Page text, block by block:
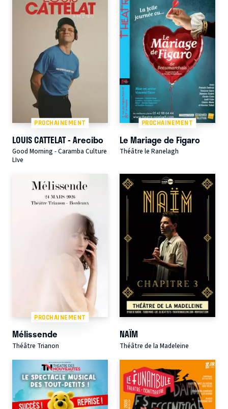
PROCHAINEMENT
LOUIS CATTELAT - Arecibo
Good Morning - Caramba Culture
LIve
PROCHAINEMENT
Le Mariage de Figaro
Théâtre le Ranelagh
PROCHAINEMENT
Mélissende
Théâtre Trianon
NAÏM
Théâtre de la Madeleine